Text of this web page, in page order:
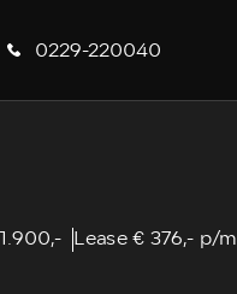
0229-220040
Lease € 376,- p/m